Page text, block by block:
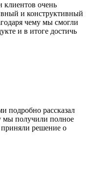
очень
и конструктивный
чему мы смогли
и в итоге достичь
подробно рассказал
мы получили полное
приняли решение о